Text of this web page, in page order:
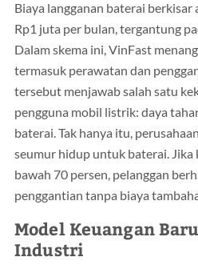
Biaya langganan baterai
Rp1 juta per bulan, tergantung
Dalam skema ini, VinFast
termasuk perawatan dan
tersebut menjawab salah satu
pengguna mobil listrik: daya
baterai. Tak hanya itu,
seumur hidup untuk baterai. Jika
bawah 70 persen, pelanggan
penggantian tanpa biaya
Model Keuangan
Industri